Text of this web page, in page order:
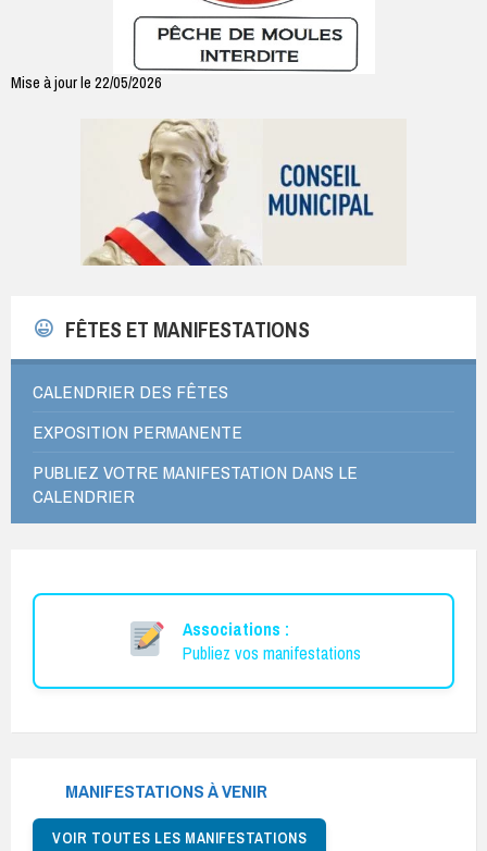
Mise à jour le 22/05/2026
FÊTES ET MANIFESTATIONS
CALENDRIER DES FÊTES
EXPOSITION PERMANENTE
PUBLIEZ VOTRE MANIFESTATION DANS LE
CALENDRIER
Associations :
Publiez vos manifestations
MANIFESTATIONS À VENIR
VOIR TOUTES LES MANIFESTATIONS